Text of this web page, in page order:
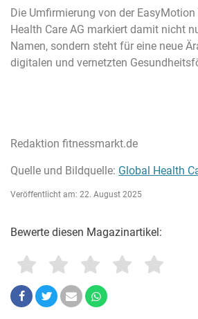
Die Umfirmierung von der EasyMotion
Health Care AG markiert damit nicht
Namen, sondern steht für eine neue
digitalen und vernetzten
Redaktion fitnessmarkt.de
Quelle und Bildquelle: Global Health
Veröffentlicht am: 22. August 2025
Bewerte diesen Magazinartikel: